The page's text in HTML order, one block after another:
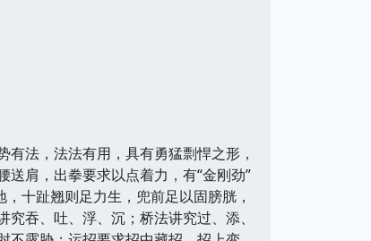
法，法法有用，具有勇猛剽悍之形，
肩，出拳要求以点着力，有“金刚劲”
十趾翘则足力生，兜前足以固膀胱，
吞、吐、浮、沉；桥法讲究过、添、